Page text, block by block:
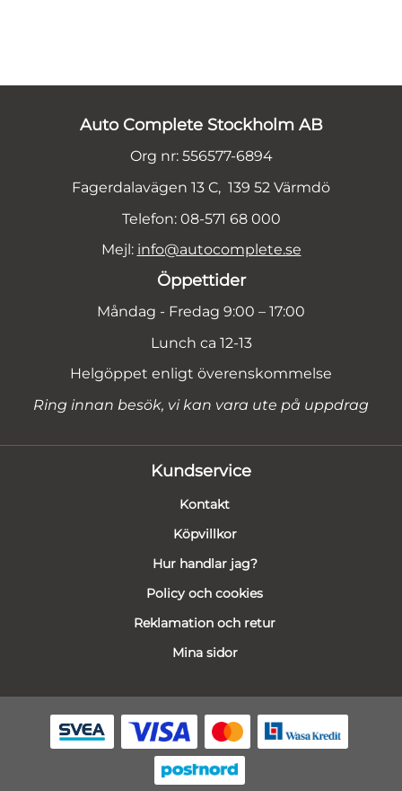
Auto Complete Stockholm AB
Org nr: 556577-6894
Fagerdalavägen 13 C, 139 52 Värmdö
Telefon: 08-571 68 000
Mejl: info@autocomplete.se
Öppettider
Måndag - Fredag 9:00 – 17:00
Lunch ca 12-13
Helgöppet enligt överenskommelse
Ring innan besök, vi kan vara ute på uppdrag
Kundservice
Kontakt
Köpvillkor
Hur handlar jag?
Policy och cookies
Reklamation och retur
Mina sidor